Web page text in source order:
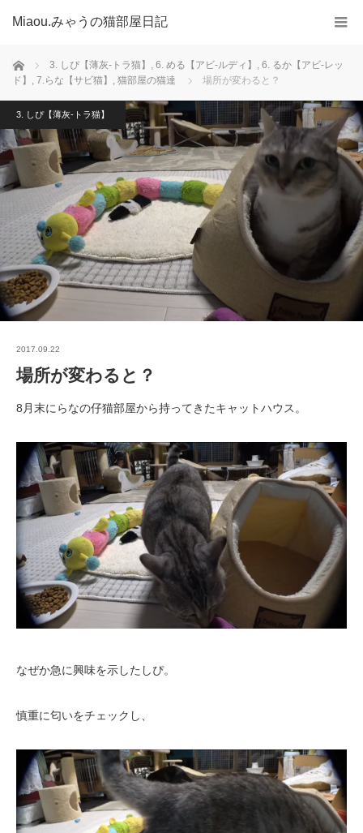
Miaou.みゃうの猫部屋日記
ホーム 3. しぴ【薄灰-トラ猫】 , 6. める【アビ-ルディ】 , 6. るか【アビ-レッ
ド】 , 7.らな【サビ猫】 , 猫部屋の猫達 場所が変わると？
3. しぴ【薄灰-トラ猫】
2017.09.22
場所が変わると？
8月末にらなの仔猫部屋から持ってきたキャットハウス。
なぜか急に興味を示したしぴ。
慎重に匂いをチェックし、